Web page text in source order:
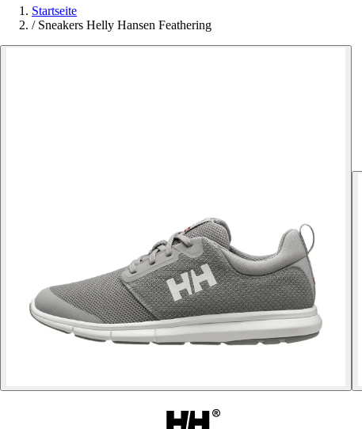
Startseite
/ Sneakers Helly Hansen Feathering